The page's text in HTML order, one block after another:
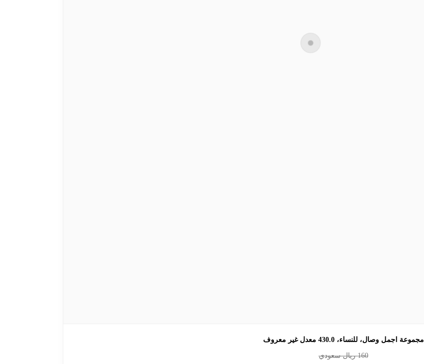
مجموعة اجمل وصال، للنساء، 430.0 معدل غير معروف
160ريال سعودي